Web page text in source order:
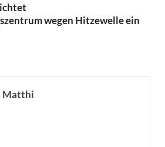
wegen Hitzewelle ein
Matthi